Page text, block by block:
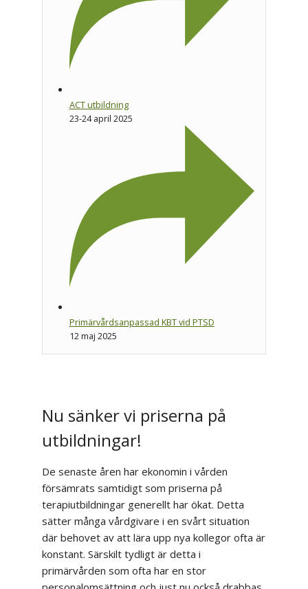
ACT utbildning
23-24 april 2025
Primärvårdsanpassad KBT vid PTSD
12 maj 2025
Nu sänker vi priserna på
utbildningar!
De senaste åren har ekonomin i vården
försämrats samtidigt som priserna på
terapiutbildningar generellt har ökat. Detta
sätter många vårdgivare i en svårt situation
där behovet av att lära upp nya kollegor ofta är
konstant. Särskilt tydligt är detta i
primärvården som ofta har en stor